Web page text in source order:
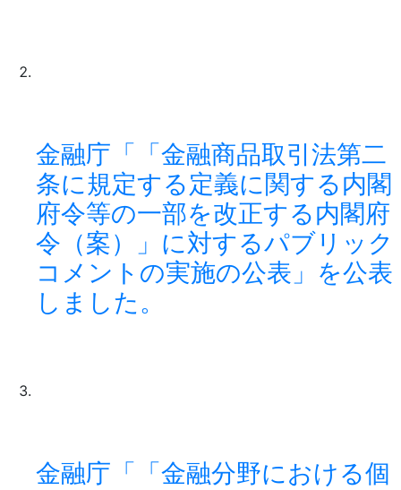
金融庁「「金融商品取引法第二
条に規定する定義に関する内閣
府令等の一部を改正する内閣府
令（案）」に対するパブリック
コメントの実施の公表」を公表
しました。
金融庁「「金融分野における個